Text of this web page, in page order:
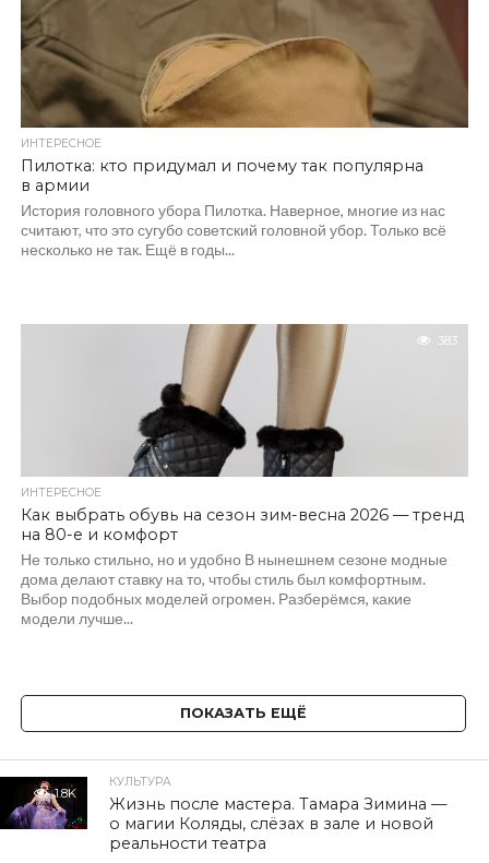
ИНТЕРЕСНОЕ
Пилотка: кто придумал и почему так популярна
в армии
История головного убора Пилотка. Наверное, многие из нас
считают, что это сугубо советский головной убор. Только всё
несколько не так. Ещё в годы...
383
ИНТЕРЕСНОЕ
Как выбрать обувь на сезон зим-весна 2026 — тренд
на 80-е и комфорт
Не только стильно, но и удобно В нынешнем сезоне модные
дома делают ставку на то, чтобы стиль был комфортным.
Выбор подобных моделей огромен. Разберёмся, какие
модели лучше...
ПОКАЗАТЬ ЕЩЁ
1.8K
КУЛЬТУРА
Жизнь после мастера. Тамара Зимина —
о магии Коляды, слёзах в зале и новой
реальности театра